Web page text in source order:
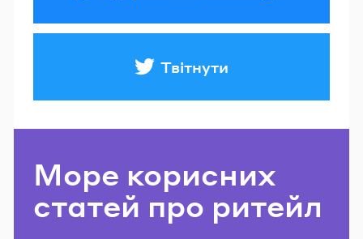
Твітнути
Море корисних
статей про ритейл